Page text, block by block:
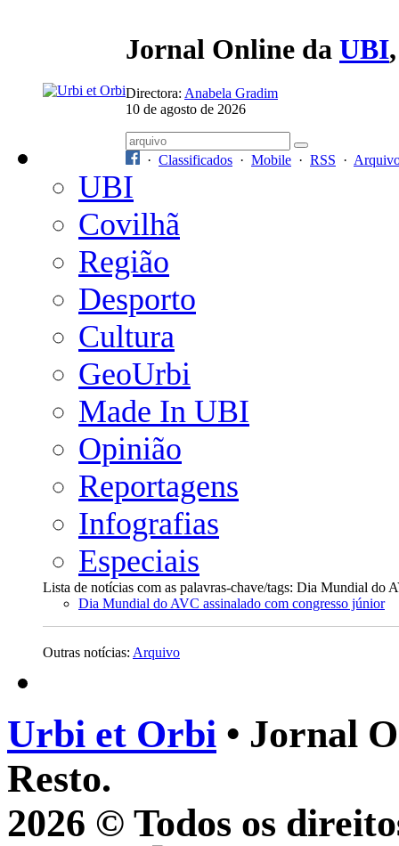
Jornal Online da UBI
Directora: Anabela Gradim
10 de agosto de 2026
· Classificados · Mobile · RSS ·
UBI
Covilhã
Região
Desporto
Cultura
GeoUrbi
Made In UBI
Opinião
Reportagens
Infografias
Especiais
Lista de notícias com as palavras-chave/tags: Dia Mundial do
Dia Mundial do AVC assinalado com congresso júnior
Outras notícias: Arquivo
Urbi et Orbi • Jornal
Resto.
2026 © Todos os